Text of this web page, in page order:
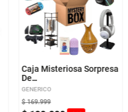
Caja Misteriosa Sorpresa
De
Tecnología/Hogar/Belleza
GENERICO
$ 169.999